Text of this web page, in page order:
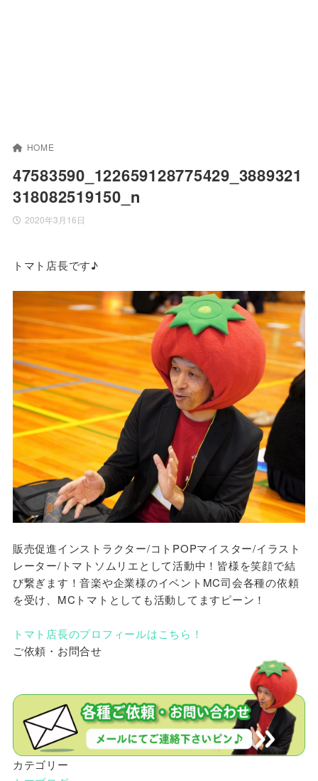
HOME
47583590_122659128775429_3889321
318082519150_n
2020年3月16日
トマト店長です♪
販売促進インストラクター/コトPOPマイスター/イラスト
レーター/トマトソムリエとして活動中！皆様を笑顔で結
び繋ぎます！音楽や企業様のイベントMC司会各種の依頼
を受け、MCトマトとしても活動してますピーン！
トマト店長のプロフィールはこちら！
ご依頼・お問合せ
カテゴリー